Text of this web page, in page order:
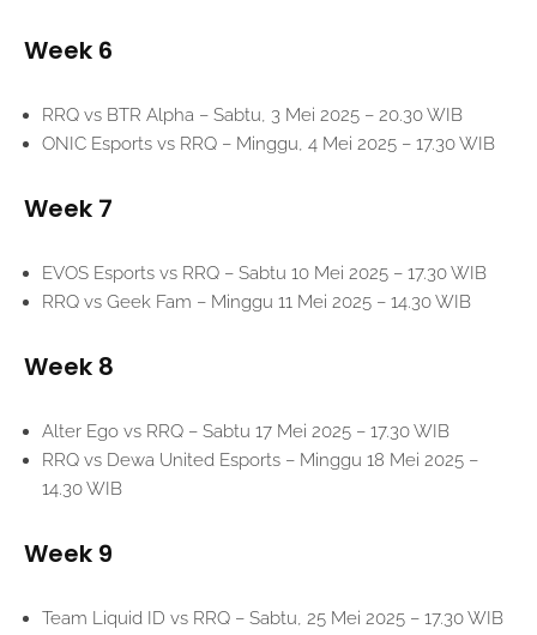
Week 6
RRQ vs BTR Alpha – Sabtu, 3 Mei 2025 – 20.30 WIB
ONIC Esports vs RRQ – Minggu, 4 Mei 2025 – 17.30 WIB
Week 7
EVOS Esports vs RRQ – Sabtu 10 Mei 2025 – 17.30 WIB
RRQ vs Geek Fam – Minggu 11 Mei 2025 – 14.30 WIB
Week 8
Alter Ego vs RRQ – Sabtu 17 Mei 2025 – 17.30 WIB
RRQ vs Dewa United Esports – Minggu 18 Mei 2025 –
14.30 WIB
Week 9
Team Liquid ID vs RRQ – Sabtu, 25 Mei 2025 – 17.30 WIB